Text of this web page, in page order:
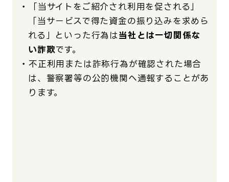
・
「当サイトをご紹介され利用を促される」
「当サービスで得た資金の振り込みを求めら
れる」といった行為は 当社とは一切関係な
い詐欺です。
・不正利用または詐称行為が確認された場合
は、警察署等の公的機関へ通報することがあ
ります。